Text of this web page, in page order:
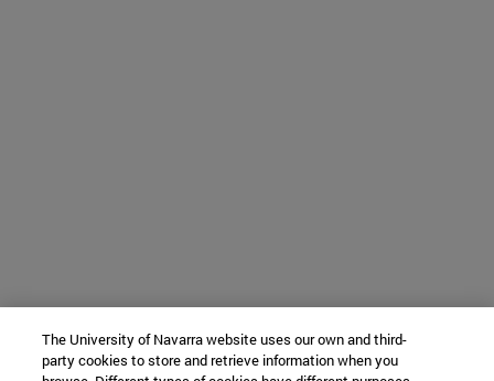
The University of Navarra website uses our own and third-
party cookies to store and retrieve information when you